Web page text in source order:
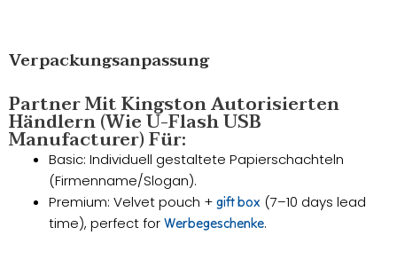
Verpackungsanpassung
Partner Mit Kingston Autorisierten
Händlern (wie U-Flash USB
Manufacturer) Für:
Basic: Individuell gestaltete Papierschachteln
(Firmenname/Slogan).
​Premium: Velvet pouch +gift box (7–10 days lead
time), perfect forWerbegeschenke.